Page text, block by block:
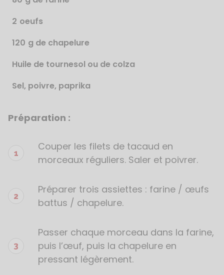
2 oeufs
120 g de chapelure
Huile de tournesol ou de colza
Sel, poivre, paprika
Étapes
recette
Préparation :
Couper les filets de tacaud en
morceaux réguliers. Saler et poivrer.
Préparer trois assiettes : farine / œufs
battus / chapelure.
Passer chaque morceau dans la farine,
puis l’œuf, puis la chapelure en
pressant légèrement.